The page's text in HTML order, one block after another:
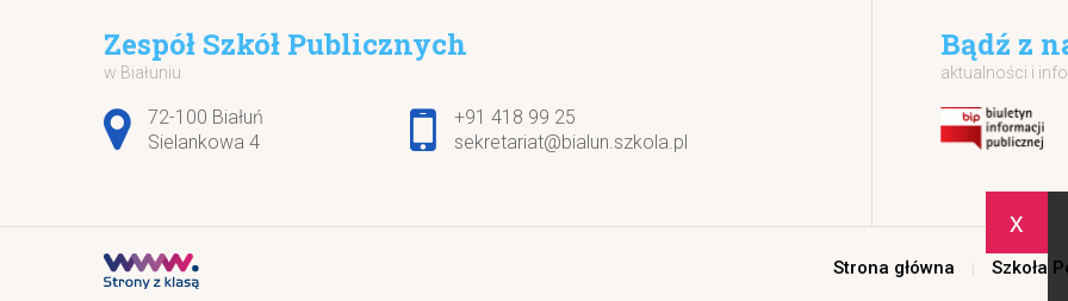
x
Zespół Szkół Publicznych
w Białuniu
Adres pocztowy:
72-100 Białuń
Sielankowa 4
+91 418 99 25
sekretariat@bialun.szkola.pl
Bądź z
aktualności i
Strona główna Szkoła